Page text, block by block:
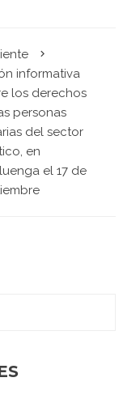
informativa
los derechos
personas
del sector
en
el 17 de